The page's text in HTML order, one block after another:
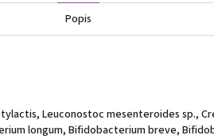
Popis
Leuconostoc mesenteroides sp.,
longum, Bifidobacterium breve,